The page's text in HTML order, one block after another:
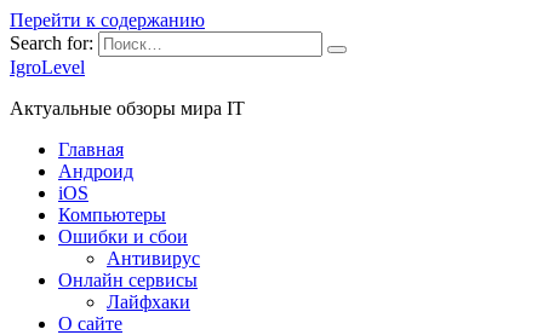
Перейти к содержанию
Search for:
IgroLevel
Актуальные обзоры мира IT
Главная
Андроид
iOS
Компьютеры
Ошибки и сбои
Антивирус
Онлайн сервисы
Лайфхаки
О сайте